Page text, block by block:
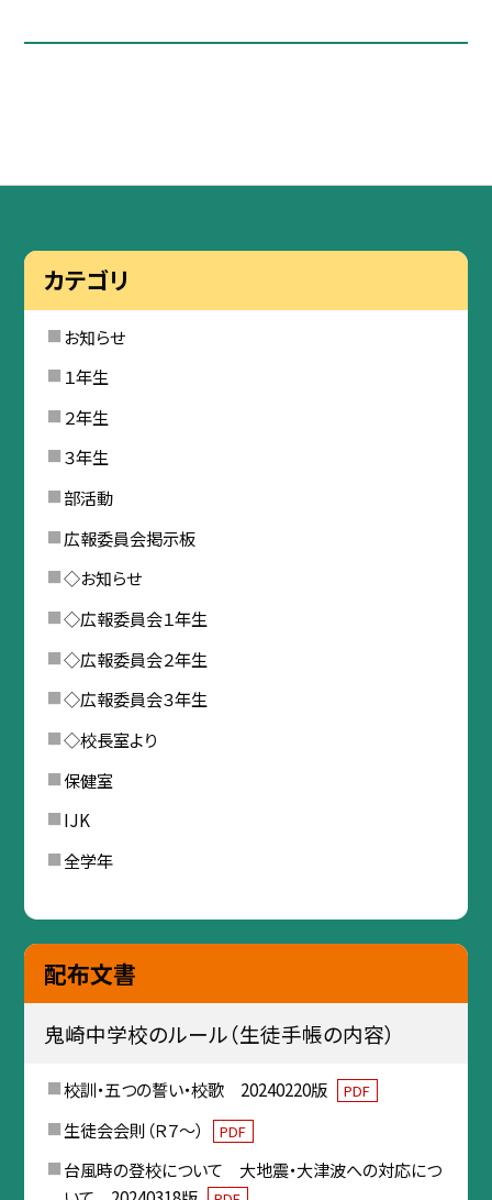
カテゴリ
お知らせ
１年生
２年生
３年生
部活動
広報委員会掲示板
◇お知らせ
◇広報委員会１年生
◇広報委員会２年生
◇広報委員会３年生
◇校長室より
保健室
IJK
全学年
配布文書
鬼崎中学校のルール（生徒手帳の内容）
校訓・五つの誓い・校歌 20240220版 PDF
生徒会会則（Ｒ７～） PDF
台風時の登校について 大地震・大津波への対応につ